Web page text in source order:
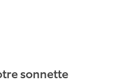
sonnette